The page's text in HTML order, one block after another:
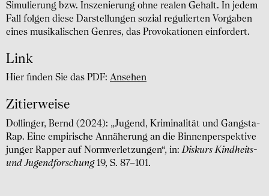
Simulierung bzw. Inszenierung ohne realen Gehalt. In jedem
Fall folgen diese Darstellungen sozial regulierten Vorgaben
eines musikalischen Genres, das Provokationen einfordert.
Link
Hier finden Sie das PDF: Ansehen
Zitierweise
Dollinger, Bernd (2024): „Jugend, Kriminalität und Gangsta-
Rap. Eine empirische Annäherung an die Binnenperspektive
junger Rapper auf Normverletzungen“, in:Diskurs Kindheits-
und Jugendforschung19, S. 87–101.